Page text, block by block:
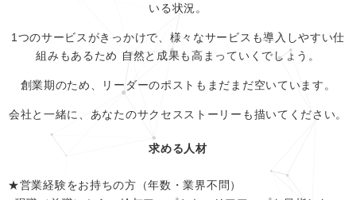
いる状況。
1つのサービスがきっかけで、様々なサービスも導入しやすい仕
組みもあるため 自然と成果も高まっていくでしょう。
創業期のため、リーダーのポストもまだまだ空いています。
会社と一緒に、あなたのサクセスストーリーも描いてください。
求める人材
★営業経験をお持ちの方（年数・業界不問）